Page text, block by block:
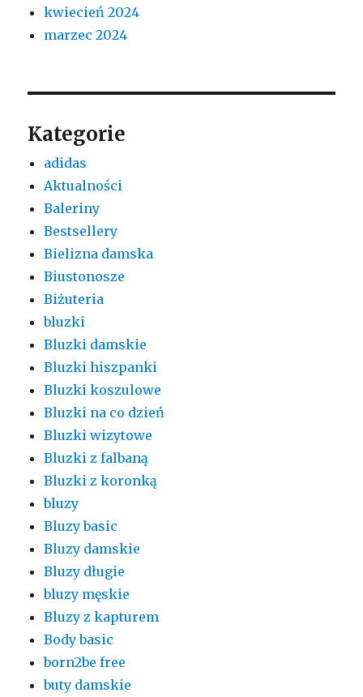
kwiecień 2024
marzec 2024
Kategorie
adidas
Aktualności
Baleriny
Bestsellery
Bielizna damska
Biustonosze
Biżuteria
bluzki
Bluzki damskie
Bluzki hiszpanki
Bluzki koszulowe
Bluzki na co dzień
Bluzki wizytowe
Bluzki z falbaną
Bluzki z koronką
bluzy
Bluzy basic
Bluzy damskie
Bluzy długie
bluzy męskie
Bluzy z kapturem
Body basic
born2be free
buty damskie